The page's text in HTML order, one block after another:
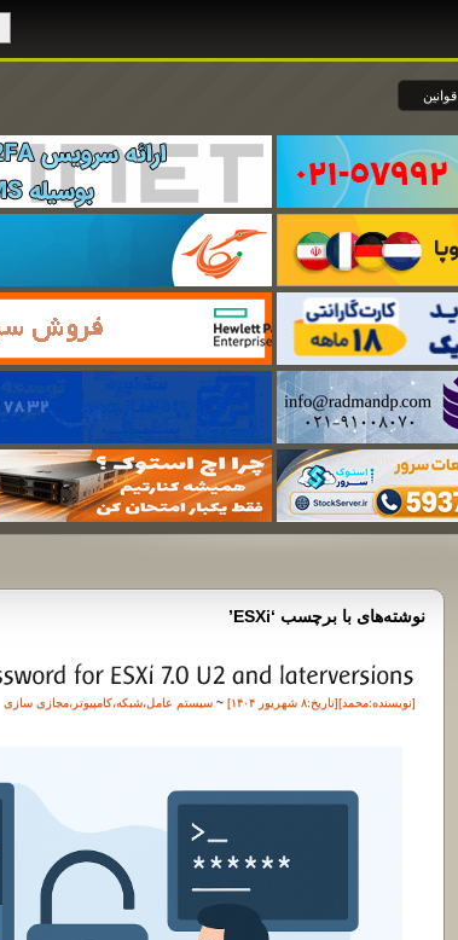
قوانین
نوشته‌های با برچسب ‘ESXi’
[نویسنده:محمد][تاريخ:۸ شهریور ۱۴۰۴] ~ سیستم عامل،شبکه،کامپیوتر ،مجازی سازی